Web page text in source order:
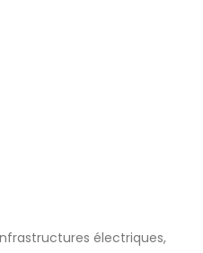
électriques,